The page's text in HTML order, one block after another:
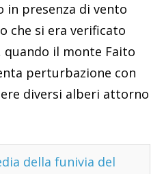
in presenza di vento
che si era verificato
il monte Faito
perturbazione con
diversi alberi attorno
della funivia del